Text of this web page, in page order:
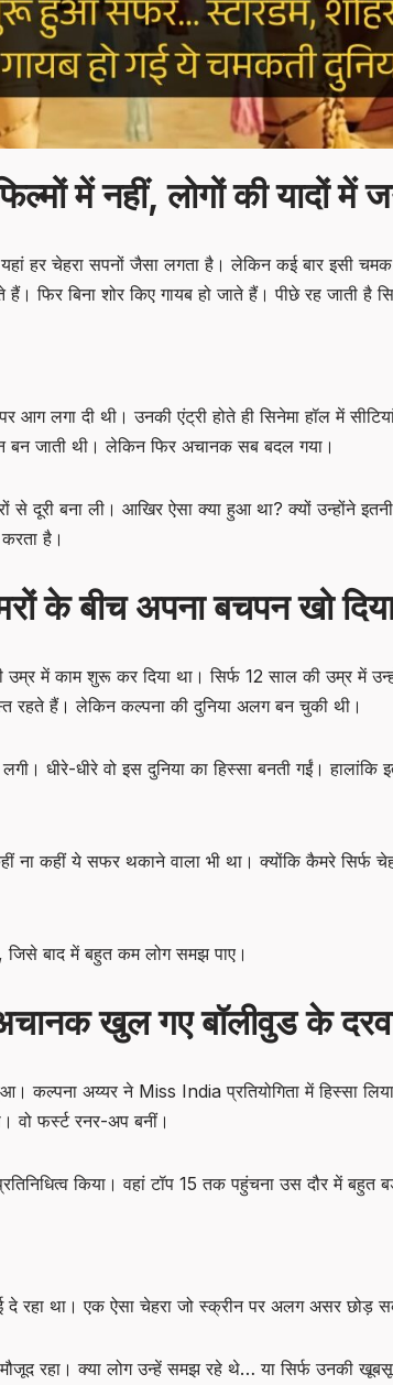
में नहीं, लोगों की यादों में
हर चेहरा सपनों जैसा लगता है। लेकिन कई बार इसी चमक
फिर बिना शोर किए गायब हो जाते हैं। पीछे रह जाती है
लगा दी थी। उनकी एंट्री होते ही सिनेमा हॉल में
जाती थी। लेकिन फिर अचानक सब बदल गया।
दूरी बना ली। आखिर ऐसा क्या हुआ था? क्यों उन्होंने
है।
के बीच अपना बचपन खो
में काम शुरू कर दिया था। सिर्फ 12 साल की उम्र में
रहते हैं। लेकिन कल्पना की दुनिया अलग बन चुकी थी।
धीरे-धीरे वो इस दुनिया का हिस्सा बनती गईं। हालांकि
कहीं ये सफर थकाने वाला भी था। क्योंकि कैमरे सिर्फ
जिसे बाद में बहुत कम लोग समझ पाए।
खुल गए बॉलीवुड के
अय्यर ने Miss India प्रतियोगिता में हिस्सा
वो फर्स्ट रनर-अप बनीं।
किया। वहां टॉप 15 तक पहुंचना उस दौर में बहुत
दे रहा था। एक ऐसा चेहरा जो स्क्रीन पर अलग असर छोड़
रहा। क्या लोग उन्हें समझ रहे थे… या सिर्फ उनकी